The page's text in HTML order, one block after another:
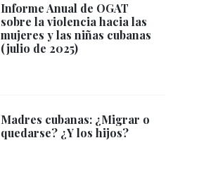
Informe Anual de OGAT
sobre la violencia hacia las
mujeres y las niñas cubanas
(julio de 2025)
Madres cubanas: ¿Migrar o
quedarse? ¿Y los hijos?